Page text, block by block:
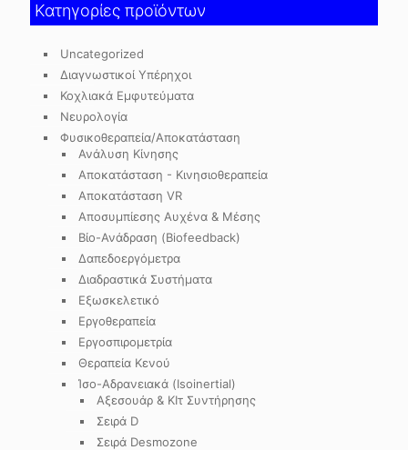
Κατηγορίες προϊόντων
Uncategorized
Διαγνωστικοί Υπέρηχοι
Κοχλιακά Εμφυτεύματα
Νευρολογία
Φυσικοθεραπεία/Αποκατάσταση
Ανάλυση Κίνησης
Αποκατάσταση - Κινησιοθεραπεία
Αποκατάσταση VR
Αποσυμπίεσης Αυχένα & Μέσης
Βίο-Ανάδραση (Biofeedback)
Δαπεδοεργόμετρα
Διαδραστικά Συστήματα
Εξωσκελετικό
Εργοθεραπεία
Εργοσπιρομετρία
Θεραπεία Κενού
Ίσο-Αδρανειακά (Isoinertial)
Αξεσουάρ & ΚΙτ Συντήρησης
Σειρά D
Σειρά Desmozone